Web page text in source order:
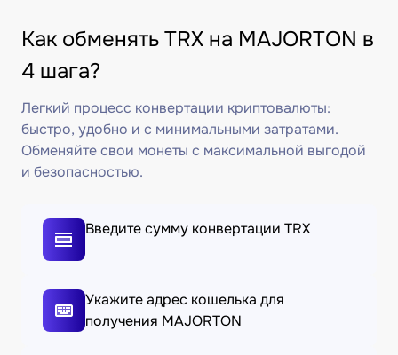
Как обменять TRX на MAJORTON в
4 шага?
Легкий процесс конвертации криптовалюты:
быстро, удобно и с минимальными затратами.
Обменяйте свои монеты с максимальной выгодой
и безопасностью.
Введите сумму конвертации TRX
Укажите адрес кошелька для
получения MAJORTON